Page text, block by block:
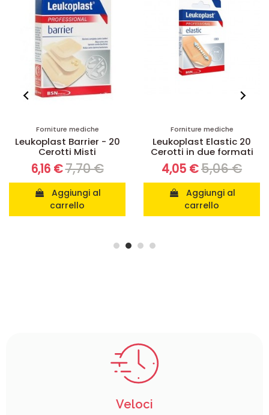
Forniture mediche
Leukoplast Barrier - 20
Cerotti Misti
6,16 €7,70 €
carrello
Forniture mediche
Leukoplast Elastic 20
Cerotti in due formati
4,05 €5,06 €
carrello
Veloci